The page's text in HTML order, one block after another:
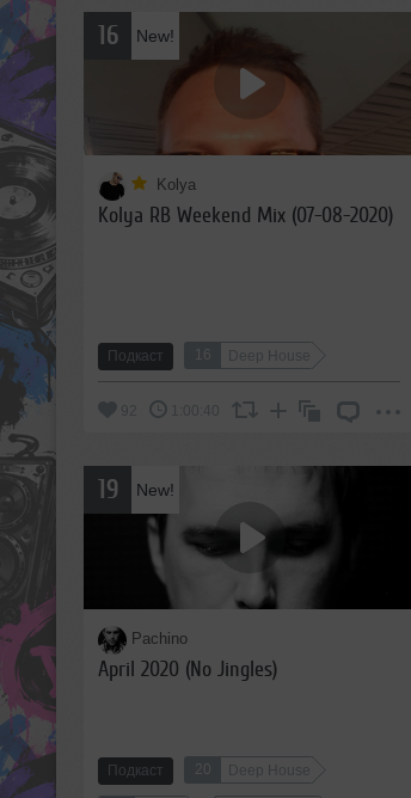
16 New!
Kolya
Kolya RB Weekend Mix (07-08-2020)
Подкаст 16 Deep House
92
19 New!
Pachino
April 2020 (No Jingles)
Подкаст 20 Deep House